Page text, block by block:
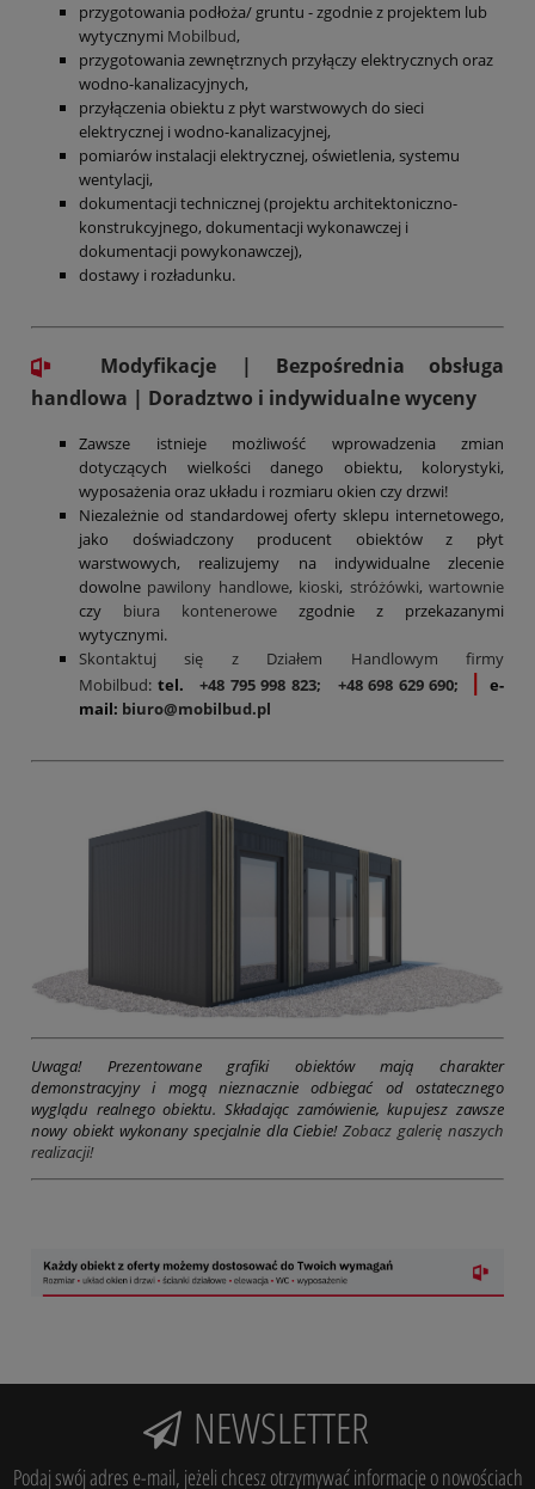
przygotowania podłoża/ gruntu - zgodnie z projektem lub
wytycznymi Mobilbud,
przygotowania zewnętrznych przyłączy elektrycznych oraz
wodno-kanalizacyjnych,
przyłączenia obiektu z płyt warstwowych do sieci
elektrycznej i wodno-kanalizacyjnej,
pomiarów instalacji elektrycznej, oświetlenia, systemu
wentylacji,
dokumentacji technicznej (projektu architektoniczno-
konstrukcyjnego, dokumentacji wykonawczej i
dokumentacji powykonawczej),
dostawy i rozładunku.
Modyfikacje | Bezpośrednia obsługa
handlowa | Doradztwo i indywidualne wyceny
Zawsze istnieje możliwość wprowadzenia zmian
dotyczących wielkości danego obiektu, kolorystyki,
wyposażenia oraz układu i rozmiaru okien czy drzwi!
Niezależnie od standardowej oferty sklepu internetowego,
jako doświadczony producent obiektów z płyt
warstwowych, realizujemy na indywidualne zlecenie
dowolne pawilony handlowe, kioski, stróżówki,wartownie
czy biura kontenerowe zgodnie z przekazanymi
wytycznymi.
Skontaktuj się z Działem Handlowym firmy
Mobilbud: tel. +48 795 998 823; +48 698 629 690; | e-
mail: biuro@mobilbud.pl
Uwaga! Prezentowane grafiki obiektów mają charakter
demonstracyjny i mogą nieznacznie odbiegać od ostatecznego
wyglądu realnego obiektu. Składając zamówienie, kupujesz zawsze
nowy obiekt wykonany specjalnie dla Ciebie!Zobacz galerię naszych
realizacji!
NEWSLETTER
Podaj swój adres e-mail, jeżeli chcesz otrzymywać informacje o nowościach